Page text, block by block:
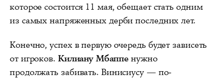
которое состоится 11 мая, обещает стать одним
из самых напряженных дерби последних лет.
Конечно, успех в первую очередь будет зависеть
от игроков. Килиану Мбаппе нужно
продолжать забивать. Винисиусу — по-